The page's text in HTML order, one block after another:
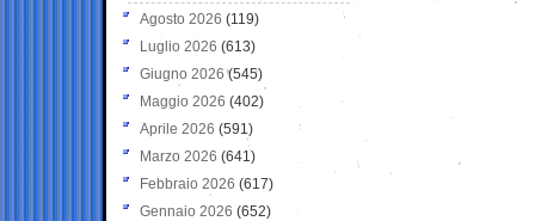
Agosto 2026 (119)
Luglio 2026 (613)
Giugno 2026 (545)
Maggio 2026 (402)
Aprile 2026 (591)
Marzo 2026 (641)
Febbraio 2026 (617)
Gennaio 2026 (652)